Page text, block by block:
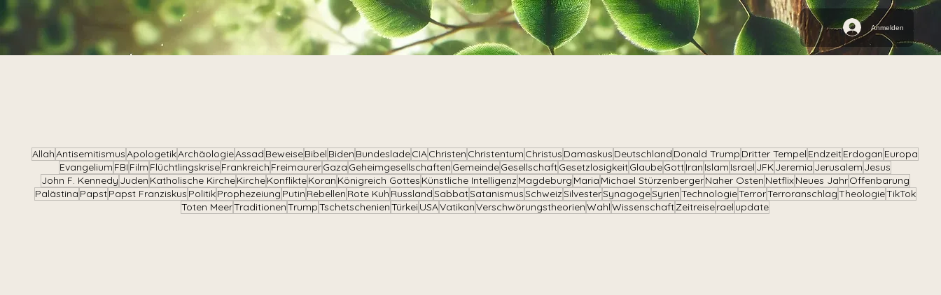
Anmelden
AllahAntisemitismusApologetikArchäologieAssad BeweiseBibel Biden BundesladeCIAChristen Christentum Christus Damaskus Deutschland Donald Trump Dritter Tempel EndzeitErdogan Europa
Evangelium FBI Film FlüchtlingskriseFrankreich FreimaurerGaza Geheimgesellschaften GemeindeGesellschaftGesetzlosigkeitGlaubeGottIran Islam Israel JFKJeremia Jerusalem Jesus
John F. Kennedy Juden Katholische KircheKircheKonflikteKoran Königreich Gottes Künstliche Intelligenz Magdeburg Maria Michael StürzenbergerNaher Osten NetflixNeues JahrOffenbarung
Palästina PapstPapst Franziskus PolitikProphezeiung Putin Rebellen Rote Kuh RusslandSabbatSatanismusSchweizSilvesterSynagogeSyrienTechnologieTerrorTerroranschlagTheologieTikTok
Toten MeerTraditionenTrumpTschetschenienTürkei USAVatikanVerschwörungstheorienWahlWissenschaftZeitreiserael update